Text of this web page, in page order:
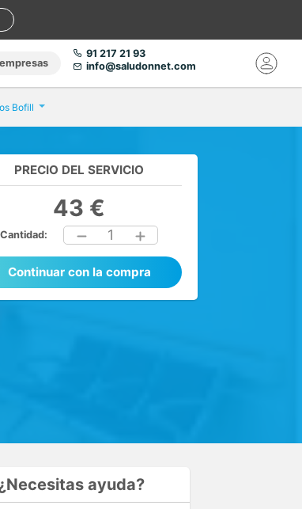
91 217 21 93
info@saludonnet.com
Bofill
PRECIO DEL SERVICIO
43 €
Cantidad: 1
Continuar con la compra
ayuda?